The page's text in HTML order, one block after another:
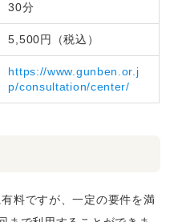
30分
5,500円（税込）
https://www.gunben.or.j
p/consultation/center/
料ですが、一定の要件を満